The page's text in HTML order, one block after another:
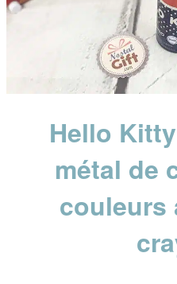
Hello
métal de
couleurs